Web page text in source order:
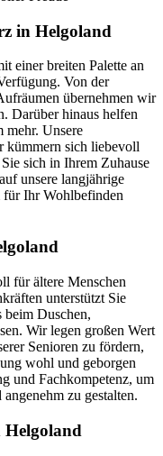
in Helgoland
einer breiten Palette an
Von der
übernehmen wir
Darüber hinaus helfen
mehr. Unsere
kümmern sich liebevoll
sich in Ihrem Zuhause
unsere langjährige
für Ihr Wohlbefinden
für ältere Menschen
unterstützt Sie
beim Duschen,
Wir legen großen Wert
Senioren zu fördern,
wohl und geborgen
und Fachkompetenz, um
zu gestalten.
Helgoland